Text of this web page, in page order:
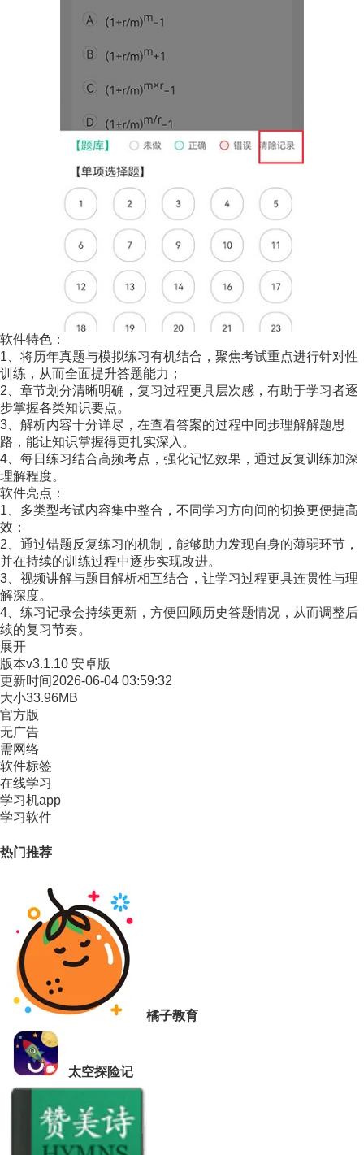
软件特色：
1、将历年真题与模拟练习有机结合，聚焦考试重点进行针对性
训练，从而全面提升答题能力；
2、章节划分清晰明确，复习过程更具层次感，有助于学习者逐
步掌握各类知识要点。
3、解析内容十分详尽，在查看答案的过程中同步理解解题思
路，能让知识掌握得更扎实深入。
4、每日练习结合高频考点，强化记忆效果，通过反复训练加深
理解程度。
软件亮点：
1、多类型考试内容集中整合，不同学习方向间的切换更便捷高
效；
2、通过错题反复练习的机制，能够助力发现自身的薄弱环节，
并在持续的训练过程中逐步实现改进。
3、视频讲解与题目解析相互结合，让学习过程更具连贯性与理
解深度。
4、练习记录会持续更新，方便回顾历史答题情况，从而调整后
续的复习节奏。
展开
版本v3.1.10 安卓版
更新时间2026-06-04 03:59:32
大小33.96MB
官方版
无广告
需网络
软件标签
在线学习
学习机app
学习软件
热门推荐
橘子教育
太空探险记